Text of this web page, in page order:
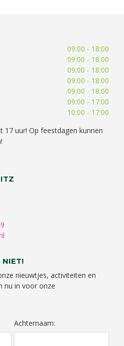
09:00 - 18:00
09:00 - 18:00
09:00 - 18:00
09:00 - 18:00
09:00 - 18:00
09:00 - 17:00
10:00 - 17:00
17 uur! Op feestdagen kunnen
NIET!
nieuwtjes, activiteiten en
nu in voor onze
Achternaam: